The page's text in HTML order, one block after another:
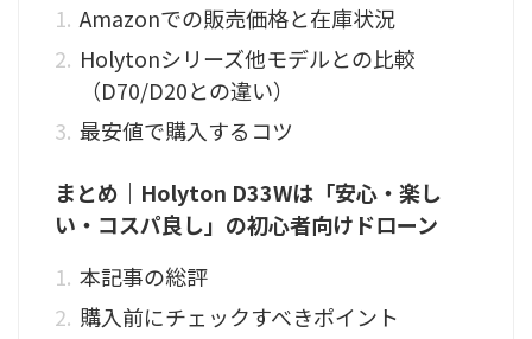
Amazonでの販売価格と在庫状況
Holytonシリーズ他モデルとの比較
（D70/D20との違い）
最安値で購入するコツ
まとめ｜Holyton D33Wは「安心・楽し
い・コスパ良し」の初心者向けドローン
本記事の総評
購入前にチェックすべきポイント